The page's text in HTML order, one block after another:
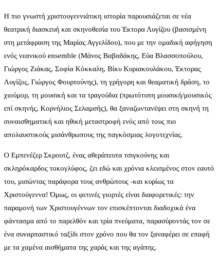
Η πιο γνωστή χριστουγεννιάτικη ιστορία παρουσιάζεται σε νέα
θεατρική διασκευή και σκηνοθεσία του Έκτορα Λυγίζου (βασισμένη
στη μετάφραση της Μαρίας Αγγελίδου), που με την ομαδική αφήγηση
ενός νεανικού ensemble (Μάνος Βαβαδάκης, Εύα Βλασσοπούλου,
Γιώργος Ζιάκας, Σοφία Κόκκαλη, Βίκυ Κυριακουλάκου, Έκτορας
Λυγίζος, Γιώργος Φουρτούνης), τη γρήγορη και θεαματική δράση, το
χιούμορ, τη μουσική και τα τραγούδια (πρωτότυπη μουσική/μουσικός
επί σκηνής, Κορνήλιος Σελαμσής), θα ξαναζωντανέψει στη σκηνή τη
συναισθηματική και ηθική μεταστροφή ενός από τους πιο
απολαυστικούς μισάνθρωπους της παγκόσμιας λογοτεχνίας.
Ο Εμπενέζερ Σκρουτζ, ένας αθεράπευτα τσιγκούνης και
σκληρόκαρδος τοκογλύφος, ζει εδώ και χρόνια κλεισμένος στον εαυτό
του, μισώντας παράφορα τους ανθρώπους -και κυρίως τα
Χριστούγεννα! Όμως, οι φετινές γιορτές είναι διαφορετικές: την
παραμονή των Χριστουγέννων τον επισκέπτονται διαδοχικά ένα
φάντασμα από το παρελθόν και τρία πνεύματα, παρασύροντάς τον σε
ένα συναρπαστικό ταξίδι στον χρόνο που θα τον ξαναφέρει σε επαφή
με τα χαμένα αισθήματα της χαράς και της αγάπης.